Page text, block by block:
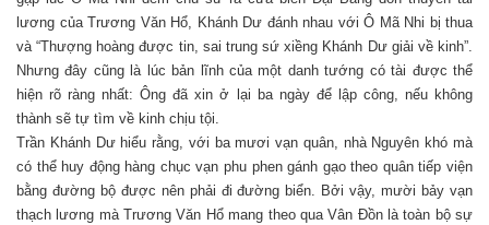
lương của Trương Văn Hổ, Khánh Dư đánh nhau với Ô Mã Nhi bị thua
và “Thượng hoàng được tin, sai trung sứ xiềng Khánh Dư giải về kinh”.
Nhưng đây cũng là lúc bản lĩnh của một danh tướng có tài được thể
hiện rõ ràng nhất: Ông đã xin ở lại ba ngày để lập công, nếu không
thành sẽ tự tìm về kinh chịu tội.
Trần Khánh Dư hiểu rằng, với ba mươi vạn quân, nhà Nguyên khó mà
có thể huy động hàng chục vạn phu phen gánh gạo theo quân tiếp viện
bằng đường bộ được nên phải đi đường biển. Bởi vậy, mười bảy vạn
thạch lương mà Trương Văn Hổ mang theo qua Vân Đồn là toàn bộ sự